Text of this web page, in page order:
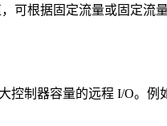
可根据固定流量或固定
制器容量的远程 I/O。例